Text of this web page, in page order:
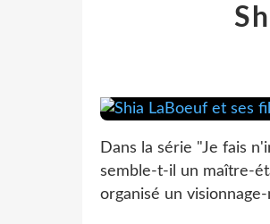
Dans la série "Je fais
semble-t-il un maître-
organisé un